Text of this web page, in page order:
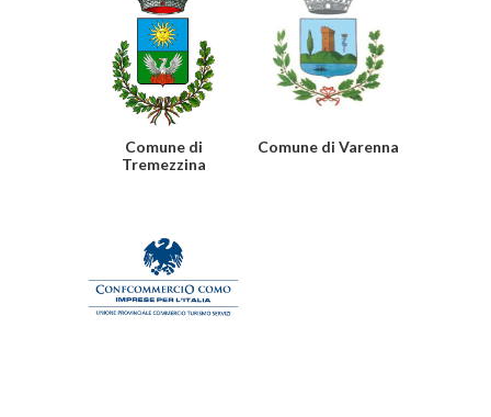
Comune di
Tremezzina
Comune di Varenna